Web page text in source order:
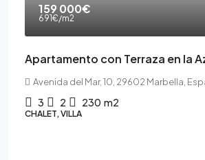
159 000€
691€/m2
Apartamento con Terraza en la
Avenida del Mar, 10, 29602 Marbella,
3 2 230 m2
CHALET, VILLA